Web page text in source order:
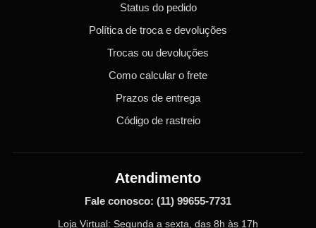
Status do pedido
Política de troca e devoluções
Trocas ou devoluções
Como calcular o frete
Prazos de entrega
Código de rastreio
Atendimento
Fale conosco: (11) 99655-7731
Loja Virtual: Segunda a sexta, das 8h às 17h